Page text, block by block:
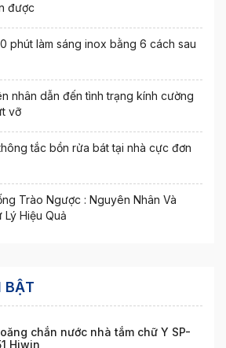
được
phút làm sáng inox bằng 6 cách sau
nhân dẫn đến tình trạng kính cường
vỡ
tắc bồn rửa bát tại nhà cực đơn
Trào Ngược : Nguyên Nhân Và
Lý Hiệu Quả
BẬT
chắn nước nhà tắm chữ Y SP-
Hiwin